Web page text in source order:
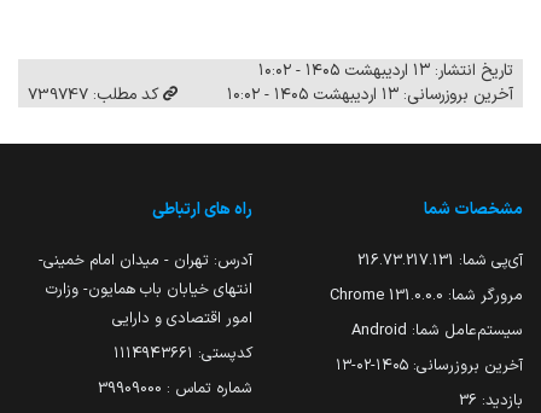
تاریخ انتشار: ۱۳ اردیبهشت ۱۴۰۵ - ۱۰:۰۲
آخرین بروزرسانی: ۱۳ اردیبهشت ۱۴۰۵ - ۱۰:۰۲
کد مطلب: 739747
مشخصات شما
آی‌پی شما: 216.73.217.131
مرورگر شما: 131.0.0.0 Chrome
سیستم‌عامل شما: Android
آخرین بروزرسانی: ۱۴۰۵-۰۲-۱۳
بازدید: 36
راه های ارتباطی
آدرس: تهران - میدان امام خمینی-
انتهای خیابان باب همایون- وزارت
امور اقتصادی و دارایی
کدپستی: ۱۱۱۴۹۴۳۶۶۱
شماره تماس : 39909000